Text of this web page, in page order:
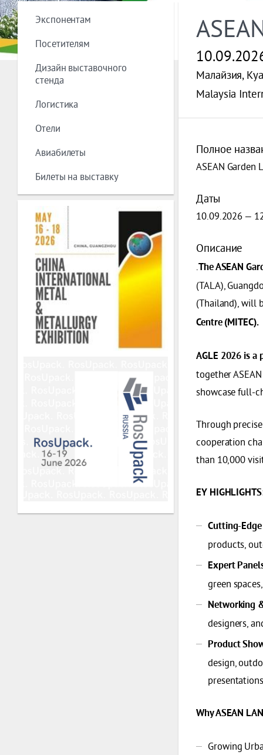
Экспонентам
Посетителям
Дизайн выставочного
стенда
Логистика
Отели
Авиабилеты
Билеты на выставку
Малайзия,
Malaysia
Полное
ASEAN Garden
Даты
10.09.2026 —
Описание
The ASEAN
(TALA),
(Thailand), will
Centre (MITEC).
AGLE 2026 is a
together
showcase full-
Through
cooperation
than 10,000
EY
Cutting-
products,
Expert
green
Networking
designers,
Product
design,
Why ASEAN
Growing